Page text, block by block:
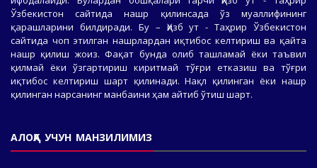
Ўзбекистон сайтида нашр қилинсада ўз муаллифининг
қарашларини билдиради. Бу – Ҳизб ут - Таҳрир Ўзбекистон
сайтида чоп этилган нашрлардан иқтибос келтириш ва қайта
нашр қилиш жоиз. Фақат бунда олиб ташламай ёки таъвил
қилмай ёки ўзгартириш киритмай тўғри етказиш ва тўғри
иқтибос келтириш шарт қилинади. Нақл қилинган ёки нашр
қилинган нарсанинг манбаини ҳам айтиб ўтиш шарт.
АЛОҚА УЧУН МАНЗИЛИМИЗ